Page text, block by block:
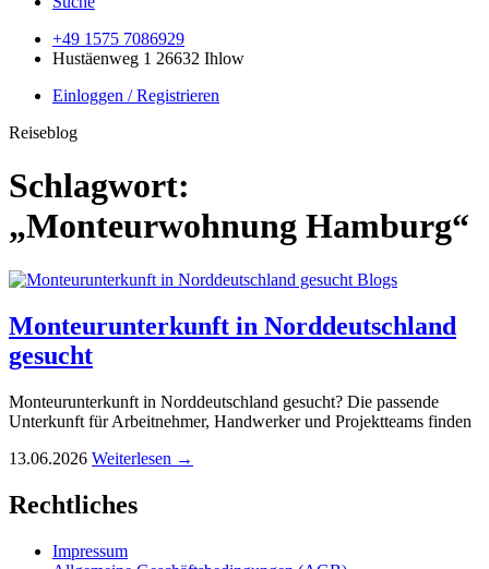
+49 1575 7086929
Hustäenweg 1 26632 Ihlow
Einloggen / Registrieren
Reiseblog
Schlagwort:
„Monteurwohnung Hamburg“
Blogs
Monteurunterkunft in Norddeutschland
gesucht
Monteurunterkunft in Norddeutschland gesucht? Die passende
Unterkunft für Arbeitnehmer, Handwerker und Projektteams finden
13.06.2026 Weiterlesen →
Rechtliches
Impressum